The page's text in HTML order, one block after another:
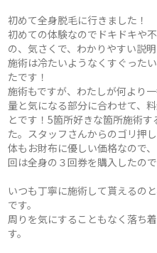
初めて全身脱毛に行きました！
初めての体験なのでドキドキや
の、気さくで、わかりやすい説
施術は冷たいようなくすぐった
たです！
施術もですが、わたしが何より
量と気になる部分に合わせて、
とです！5箇所好きな箇所施術
た。スタッフさんからのゴリ押
体もお財布に優しい価格なので
回は全身の３回券を購入したの
いつも丁寧に施術して貰えるの
です。
周りを気にすることもなく落ち
す。